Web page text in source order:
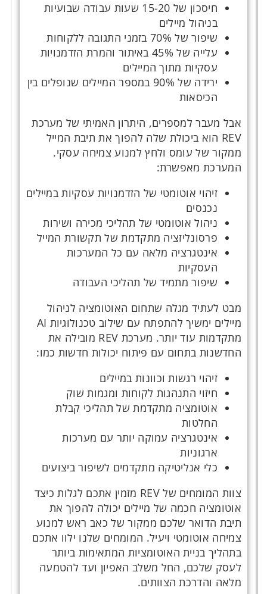
חיסכון של 15-20 שעות עבודה שבועיות
בניהול מיילים
שיפור של 70% בזמני התגובה ללקוחות
עלייה של 45% באיתור והמרת הזדמנויות
עסקיות מתוך המיילים
ירידה של 90% במספר המיילים שנופלים בין
הכיסאות
אבל מעבר למספרים, היתרון האמיתי של מערכת
REV הוא ביכולת שלה להפוך את תיבת המייל
ממקור של עומס ולחץ למנוע צמיחה עסקי.
המערכת מאפשרת:
זיהוי אוטומטי של הזדמנויות עסקיות במיילים
נכנסים
ניהול אוטומטי של תהליכי מכירה ושירות
פרסונליזציה מתקדמת של תקשורת המייל
אינטגרציה מלאה עם כל המערכות
העסקיות
שיפור מתמיד של תהליכי העבודה
מבט לעתיד מגלה שתחום האוטומציה לניהול
מיילים ימשיך להתפתח עם שילוב טכנולוגיות AI
מתקדמות עוד יותר. מערכת REV מובילה את
החדשנות בתחום עם פיתוח יכולות חדשות כמו:
זיהוי רגשות וכוונות במיילים
חיזוי התנהגות לקוחות ומגמות שוק
אוטומציה מתקדמת של תהליכי קבלת
החלטות
אינטגרציה עמוקה יותר עם מערכות
ארגוניות
כלי אנליטיקה מתקדמים לשיפור ביצועים
צוות המומחים של REV מזמין אתכם לגלות כיצד
אוטומציה חכמה של מיילים יכולה להפוך את
תיבת הדואר שלכם ממקור של כאב ראש למנוע
צמיחה אוטומטי ויעיל. המומחים שלנו ילוו אתכם
בתהליך בניית האוטומציות המתאימות ביותר
לעסק שלכם, החל משלב האפיון ועד להטמעה
מלאה והדרכת הצוותים.